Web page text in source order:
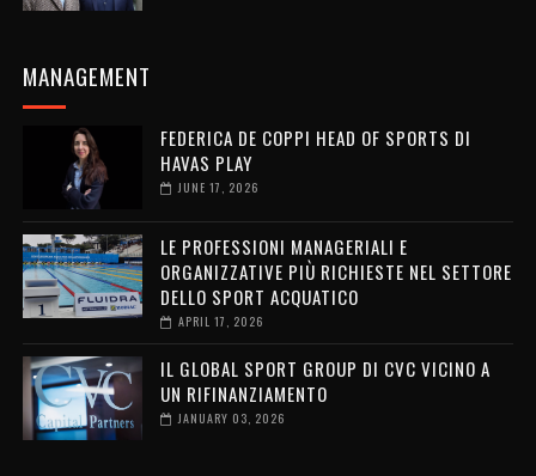
MANAGEMENT
FEDERICA DE COPPI HEAD OF SPORTS DI
HAVAS PLAY
JUNE 17, 2026
LE PROFESSIONI MANAGERIALI E
ORGANIZZATIVE PIÙ RICHIESTE NEL SETTORE
DELLO SPORT ACQUATICO
APRIL 17, 2026
IL GLOBAL SPORT GROUP DI CVC VICINO A
UN RIFINANZIAMENTO
JANUARY 03, 2026